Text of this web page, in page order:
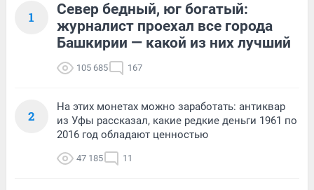
1
Север бедный, юг богатый:
журналист проехал все города
Башкирии — какой из них лучший
105 685 167
2
На этих монетах можно заработать: антиквар
из Уфы рассказал, какие редкие деньги 1961 по
2016 год обладают ценностью
47 185 11